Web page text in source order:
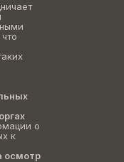
о
к
осмотр